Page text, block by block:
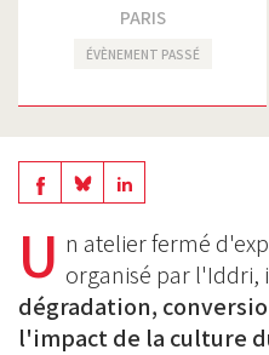
PARIS
ÉVÈNEMENT PASSÉ
Share
on
Facebook
Share
BlueSky
Share
Linkedin
U n atelier fermé
organisé par l'Iddri,
dégradation,
l'impact de la culture